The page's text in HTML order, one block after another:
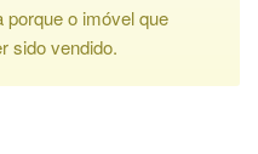
porque o imóvel que
sido vendido.